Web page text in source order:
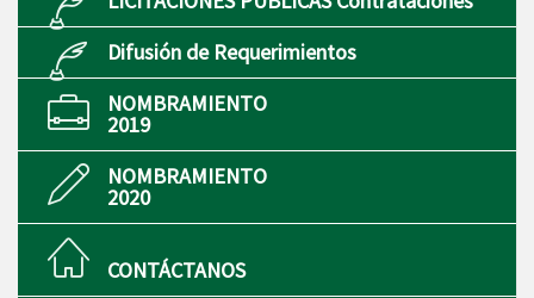
Difusión de Requerimientos
NOMBRAMIENTO
2019
NOMBRAMIENTO
2020
CONTÁCTANOS